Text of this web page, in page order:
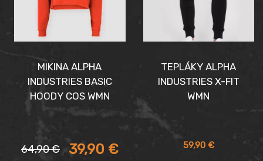
MIKINA ALPHA
INDUSTRIES BASIC
HOODY COS WMN
64,90€
Pôvodná
39,90 €
Aktuálna
TEPLÁKY ALPHA
INDUSTRIES X-FIT
WMN
59,90 €